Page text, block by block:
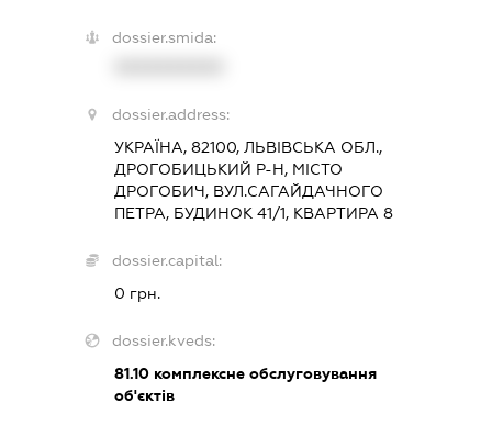
dossier.smida:
dossier.address:
УКРАЇНА, 82100, ЛЬВІВСЬКА ОБЛ.,
ДРОГОБИЦЬКИЙ Р-Н, МІСТО
ДРОГОБИЧ, ВУЛ.САГАЙДАЧНОГО
ПЕТРА, БУДИНОК 41/1, КВАРТИРА 8
dossier.capital:
0 грн.
dossier.kveds:
81.10комплексне обслуговування
об'єктів